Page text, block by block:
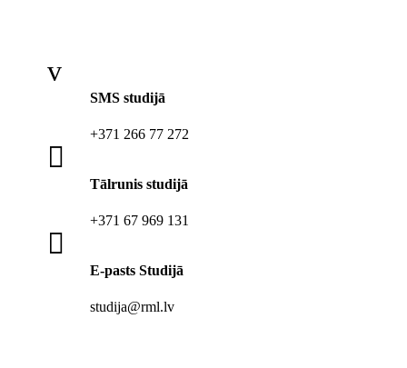
v
SMS studijā
+371 266 77 272

Tālrunis studijā
+371 67 969 131

E-pasts Studijā
studija@rml.lv